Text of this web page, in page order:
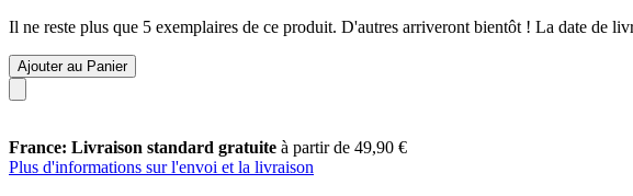
Il ne reste plus que 5 exemplaires de ce produit. D'autres arriveront bientôt ! La date de
Ajouter au Panier
France: Livraison standard gratuite à partir de 49,90 €
Plus d'informations sur l'envoi et la livraison